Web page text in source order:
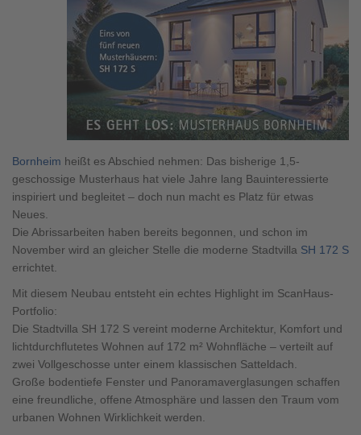
RUND UMS BAUEN
Brauchen Sie Hilfe?
038221 4000
MUSTERHAUS FINDEN
Bornheim heißt es Abschied nehmen: Das bisherige 1,5-
geschossige Musterhaus hat viele Jahre lang Bauinteressierte
inspiriert und begleitet – doch nun macht es Platz für etwas
Neues.
Die Abrissarbeiten haben bereits begonnen, und schon im
November wird an gleicher Stelle die moderne Stadtvilla SH 172 S
errichtet.
Mit diesem Neubau entsteht ein echtes Highlight im ScanHaus-
Portfolio:
Die Stadtvilla SH 172 S vereint moderne Architektur, Komfort und
lichtdurchflutetes Wohnen auf 172 m² Wohnfläche – verteilt auf
zwei Vollgeschosse unter einem klassischen Satteldach.
Große bodentiefe Fenster und Panoramaverglasungen schaffen
eine freundliche, offene Atmosphäre und lassen den Traum vom
urbanen Wohnen Wirklichkeit werden.